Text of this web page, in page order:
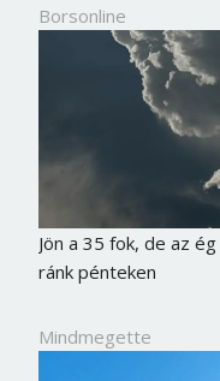
Borsonline
Jön a 35 fok, de az
ránk pénteken
Mindmegette